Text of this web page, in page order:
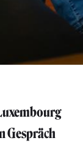
Gespräch